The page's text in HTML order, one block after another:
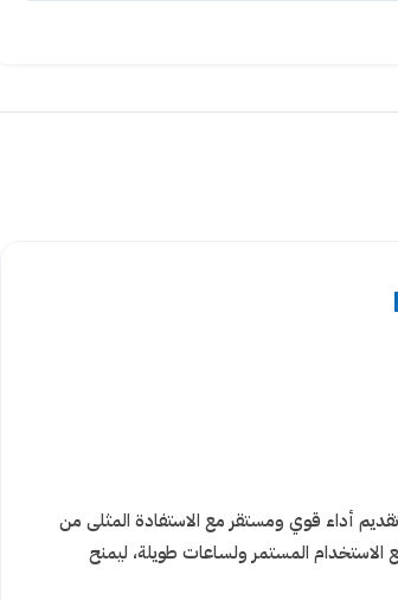
أداء قوي ومستقر مع الاستفادة المثلى من
الاستخدام المستمر ولساعات طويلة، ليمنح